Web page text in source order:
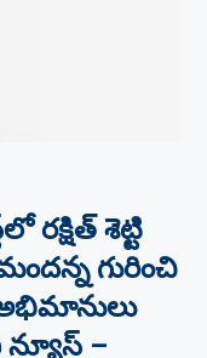
రక్షిత్ శెట్టి
గురించి
అభిమానులు
–